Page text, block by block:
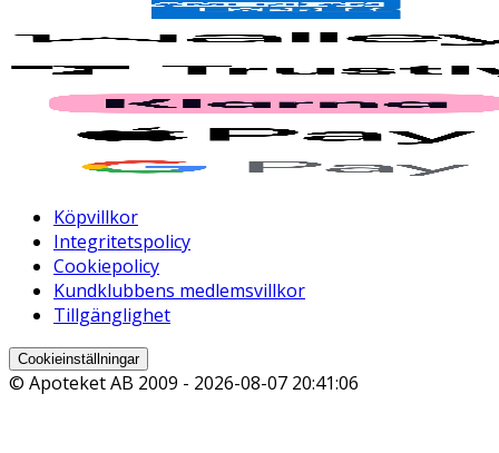
Köpvillkor
Integritetspolicy
Cookiepolicy
Kundklubbens medlemsvillkor
Tillgänglighet
Cookieinställningar
© Apoteket AB 2009 - 2026-08-07 20:41:06